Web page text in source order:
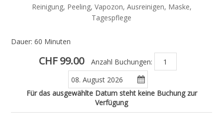
Reinigung, Peeling, Vapozon, Ausreinigen, Maske,
Tagespflege
Dauer: 60 Minuten
CHF 99.00 Anzahl Buchungen:
Für das ausgewählte Datum steht keine Buchung zur
Verfügung